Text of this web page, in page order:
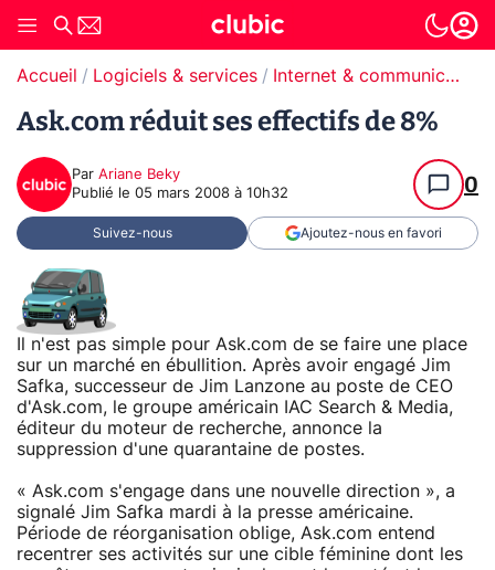
Accueil Logiciels & services Internet & communication
Ask.com réduit ses effectifs de 8%
Par Ariane Beky
Publié le 05 mars 2008 à 10h32 0
Suivez-nous Ajoutez-nous en favori
Il n'est pas simple pour Ask.com de se faire une place
sur un marché en ébullition. Après avoir engagé Jim
Safka, successeur de Jim Lanzone au poste de CEO
d'Ask.com, le groupe américain IAC Search & Media,
éditeur du moteur de recherche, annonce la
suppression d'une quarantaine de postes.
« Ask.com s'engage dans une nouvelle direction », a
signalé Jim Safka mardi à la presse américaine.
Période de réorganisation oblige, Ask.com entend
recentrer ses activités sur une cible féminine dont les